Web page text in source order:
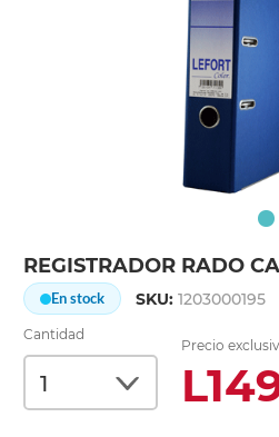
REGISTRADOR RADO
En stock SKU:1203000195
Cantidad
Precio